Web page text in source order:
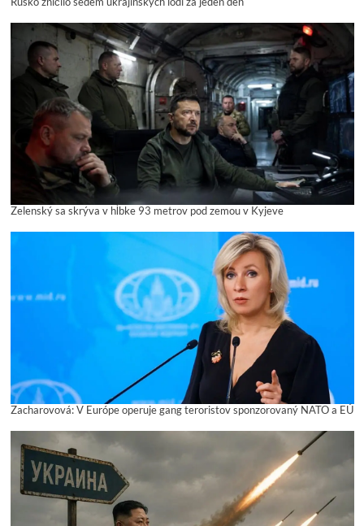
Zelenský sa skrýva v hĺbke 93 metrov pod zemou v Kyjeve
Zacharovová: V Európe operuje gang teroristov sponzorovaný NATO a EÚ